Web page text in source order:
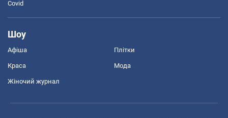
Covid
Шоу
Афіша Плітки
Краса Мода
Жіночий журнал